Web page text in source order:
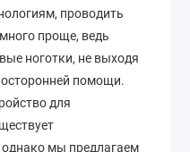
проводить
проще, ведь
ноготки, не выходя
помощи.
для
однако мы предлагаем